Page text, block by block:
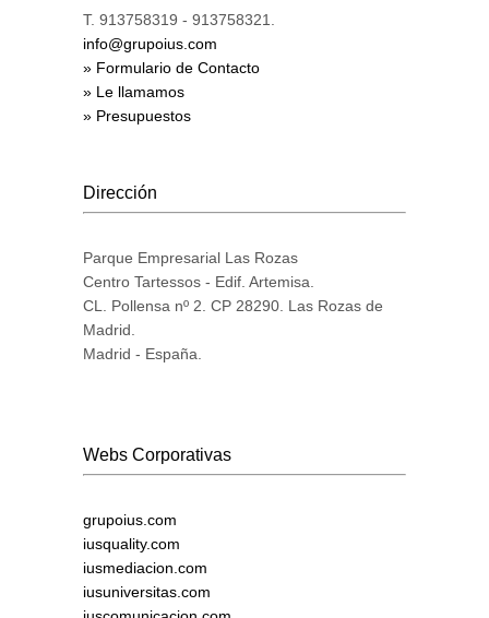
T. 913758319 - 913758321.
info@grupoius.com
» Formulario de Contacto
» Le llamamos
» Presupuestos
Dirección
Parque Empresarial Las Rozas
Centro Tartessos - Edif. Artemisa.
CL. Pollensa nº 2. CP 28290. Las Rozas de
Madrid.
Madrid - España.
Webs Corporativas
grupoius.com
iusquality.com
iusmediacion.com
iusuniversitas.com